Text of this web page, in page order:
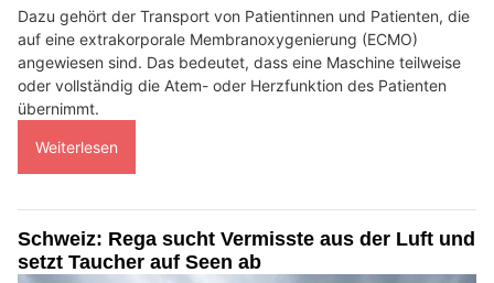
Dazu gehört der Transport von Patientinnen und Patienten, die
auf eine extrakorporale Membranoxygenierung (ECMO)
angewiesen sind. Das bedeutet, dass eine Maschine teilweise
oder vollständig die Atem- oder Herzfunktion des Patienten
übernimmt.
Weiterlesen
Schweiz: Rega sucht Vermisste aus der Luft und
setzt Taucher auf Seen ab